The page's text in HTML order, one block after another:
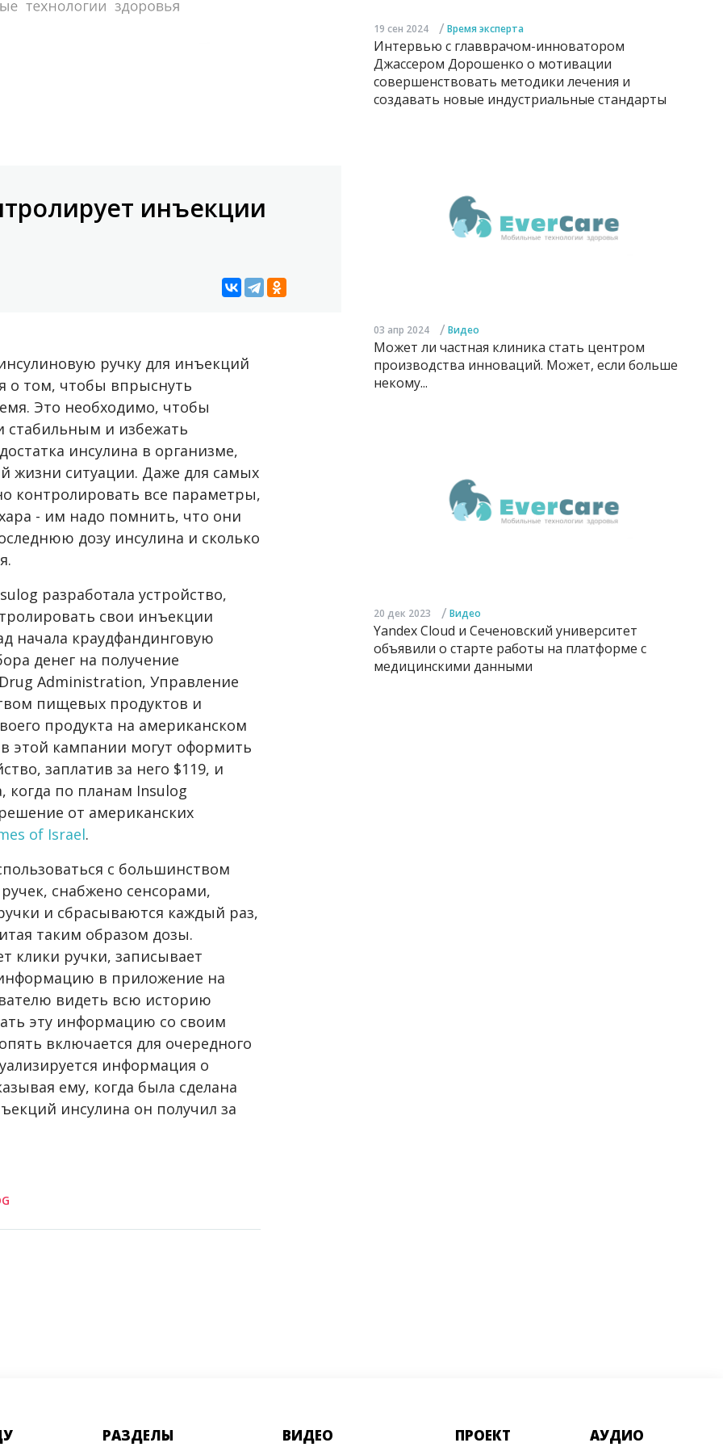
инъекции
ручку для инъекций
о том, чтобы впрыснуть
Это необходимо, чтобы
стабильным и избежать
инсулина в организме,
жизни ситуации. Даже для самых
контролировать все параметры,
- им надо помнить, что они
дозу инсулина и сколько
разработала устройство,
свои инъекции
начала краудфандинговую
денег на получение
Administration, Управление
пищевых продуктов и
продукта на американском
этой кампании могут оформить
заплатив за него $119, и
когда по планам Insulog
от американских
of Israel.
с большинством
снабжено сенсорами,
и сбрасываются каждый раз,
таким образом дозы.
клики ручки, записывает
в приложение на
видеть всю историю
эту информацию со своим
включается для очередного
информация о
ему, когда была сделана
инсулина он получил за
19 сен 2024 / Время эксперта
Интервью с главврачом-инноватором
Джассером Дорошенко о мотивации
совершенствовать методики лечения и
создавать новые индустриальные стандарты
03 апр 2024 / Видео
Может ли частная клиника стать центром
производства инноваций. Может, если больше
некому...
20 дек 2023 / Видео
Yandex Cloud и Сеченовский университет
объявили о старте работы на платформе с
медицинскими данными
РАЗДЕЛЫ ВИДЕО ПРОЕКТ АУДИО